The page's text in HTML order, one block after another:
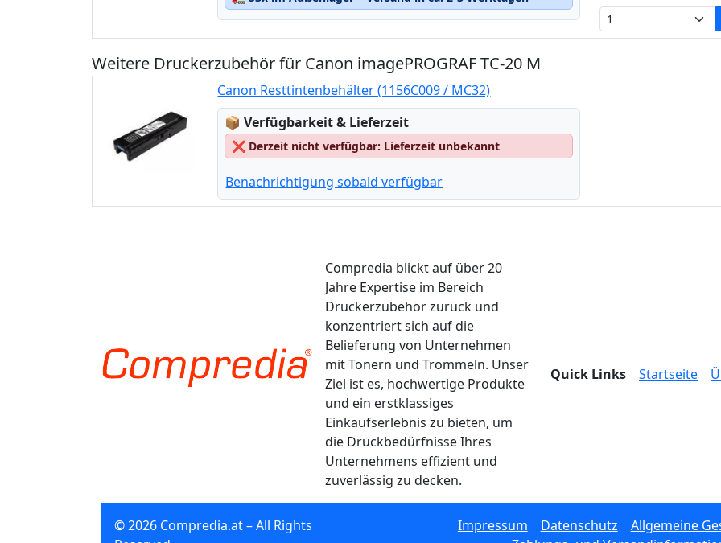
Weitere Druckerzubehör für Canon imagePROGRAF TC-20 M
Canon Resttintenbehälter (1156C009 / MC32)
📦Lagerstatus:
Verfügbarkeit & Lieferzeit
❌ Derzeit nicht verfügbar: Lieferzeit unbekannt
Benachrichtigung sobald verfügbar
Compredia blickt auf über 20
Jahre Expertise im Bereich
Druckerzubehör zurück und
konzentriert sich auf die
Belieferung von Unternehmen
mit Tonern und Trommeln. Unser
Ziel ist es, hochwertige Produkte
und ein erstklassiges
Einkaufserlebnis zu bieten, um
die Druckbedürfnisse Ihres
Unternehmens effizient und
zuverlässig zu decken.
Quick Links Startseite
© 2026 Compredia.at – All Rights
Impressum Datenschutz
Allgemeine